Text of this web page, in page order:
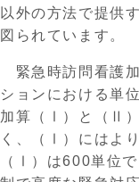
以外の方法で提供
図られています。
緊急時訪問看護
ションにおける単
加算（Ⅰ）と（Ⅱ）
く、（Ⅰ）にはよ
（Ⅰ）は600単位